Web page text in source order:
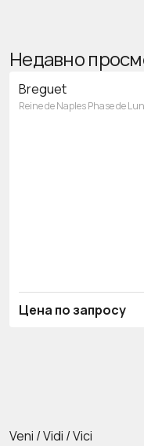
Недавно
Breguet
Reine de Naples Phase de
Цена по запросу
Veni / Vidi / Vici